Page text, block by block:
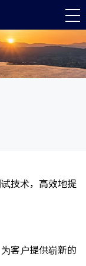
技术，高效地提
客户提供崭新的